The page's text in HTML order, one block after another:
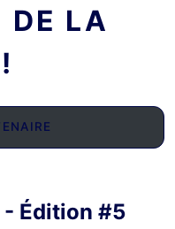
DE LA
Édition #5